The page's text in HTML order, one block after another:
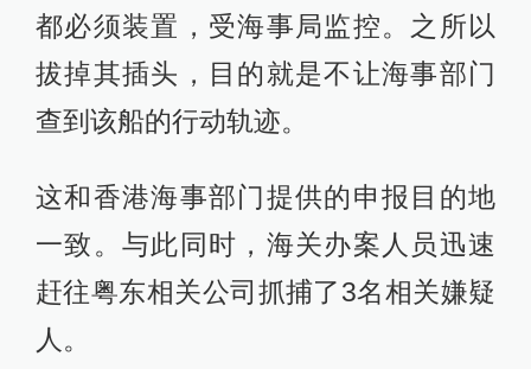
都必须装置，受海事局监控。之所以
拔掉其插头，目的就是不让海事部门
查到该船的行动轨迹。
这和香港海事部门提供的申报目的地
一致。与此同时，海关办案人员迅速
赶往粤东相关公司抓捕了3名相关嫌疑
人。